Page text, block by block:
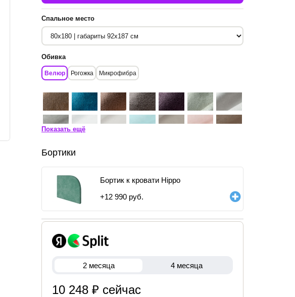
Спальное место
Обивка
Велюр Рогожка Микрофибра
Показать ещё
Бортики
Бортик к кровати Hippo
+12 990 руб.
2 месяца 4 месяца
10 248 ₽ сейчас